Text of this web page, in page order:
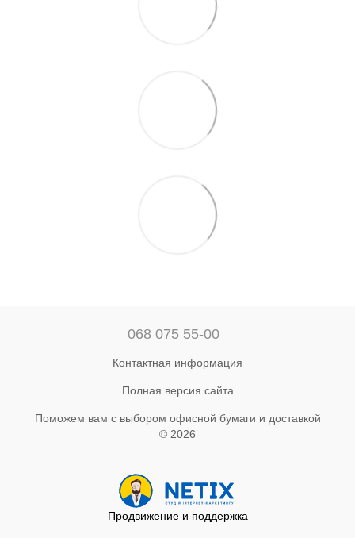
068 075 55-00
Контактная информация
Полная версия сайта
Поможем вам с выбором офисной бумаги и доставкой
© 2026
Продвижение и поддержка